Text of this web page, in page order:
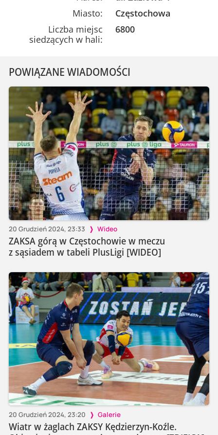
Miasto:
Częstochowa
Liczba miejsc
siedzących w hali:
6800
POWIĄZANE WIADOMOŚCI
20 Grudzień 2024, 23:33 Wideo
ZAKSA górą w Częstochowie w meczu
z sąsiadem w tabeli PlusLigi [WIDEO]
20 Grudzień 2024, 23:20 Galerie
Wiatr w żaglach ZAKSY Kędzierzyn-Koźle.